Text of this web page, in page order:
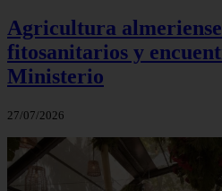
Agricultura
fitosanitarios y
Ministerio
27/07/2026